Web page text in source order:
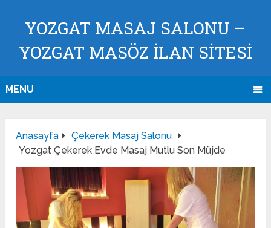
YOZGAT MASAJ SALONU –
YOZGAT MASÖZ İLAN SİTESİ
MENU
Anasayfa
Çekerek Masaj Salonu
Yozgat Çekerek Evde Masaj Mutlu Son Müjde